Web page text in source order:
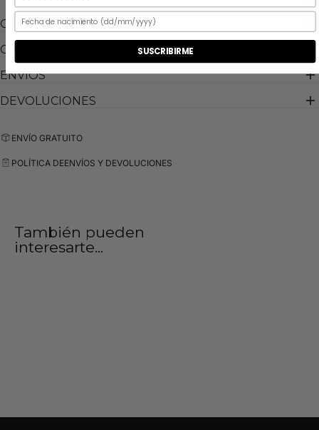
GUIA DE TALLA
COMPOSICIÓN Y CUIDADO
ENVIOS
DEVOLUCIONES
ENVÍO GRATUITO
POLÍTICA DEENVÍOS Y DEVOLUCIONES
También pueden
interesarte...
SUSCRIBIRME